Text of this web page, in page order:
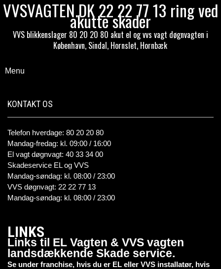
VVSVAGTEN.DK 22 22 77 13 ring ved
akutte skader
VVS blikkenslager 80 20 20 80 akut el og vvs vagt døgnvagten i
København, Sindal, Hornslet, Hornbæk
Menu
KONTAKT OS
Telefon hverdage: 80 20 20 80
Mandag-fredag: kl. 09:00 / 16:00
El vagt døgnvagt: 40 33 34 00
Skadeservice EL og VVS
Mandag-søndag: kl. 08:00 / 23:00
VVS døgnvagt: 22 22 77 13
Mandag-søndag: kl. 08:00 / 23:00
LINKS
Links til EL Vagten & VVS vagten
landsdækkende Skade service.
Se under franchise, hvis du er EL eller VVS installatør, hvis